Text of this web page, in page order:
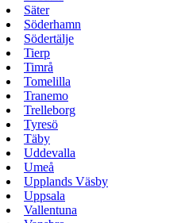
Säter
Söderhamn
Södertälje
Tierp
Timrå
Tomelilla
Tranemo
Trelleborg
Tyresö
Täby
Uddevalla
Umeå
Upplands Väsby
Uppsala
Vallentuna